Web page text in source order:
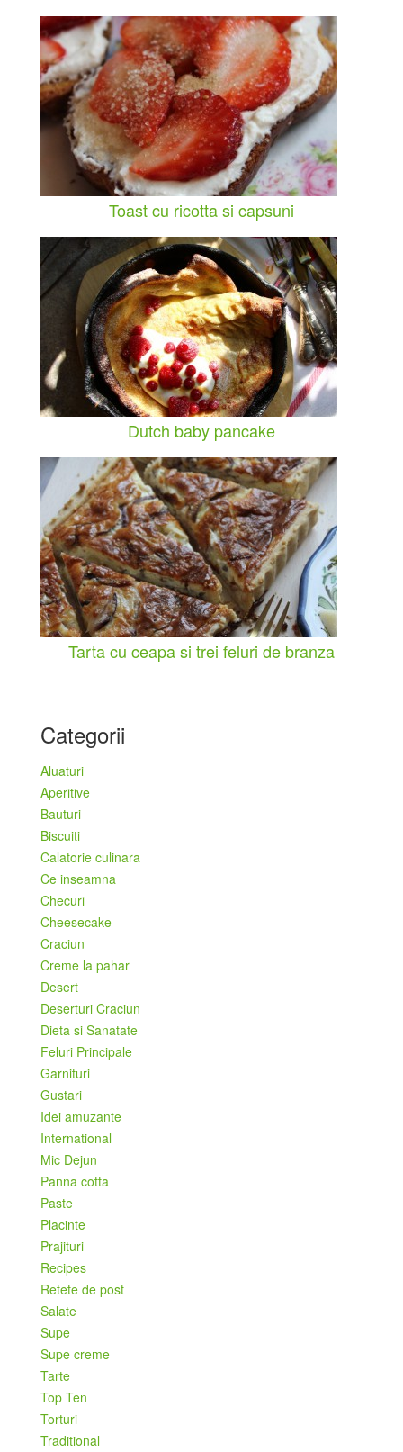
Toast cu ricotta si capsuni
Dutch baby pancake
Tarta cu ceapa si trei feluri de branza
Categorii
Aluaturi
Aperitive
Bauturi
Biscuiti
Calatorie culinara
Ce inseamna
Checuri
Cheesecake
Craciun
Creme la pahar
Desert
Deserturi Craciun
Dieta si Sanatate
Feluri Principale
Garnituri
Gustari
Idei amuzante
International
Mic Dejun
Panna cotta
Paste
Placinte
Prajituri
Recipes
Retete de post
Salate
Supe
Supe creme
Tarte
Top Ten
Torturi
Traditional